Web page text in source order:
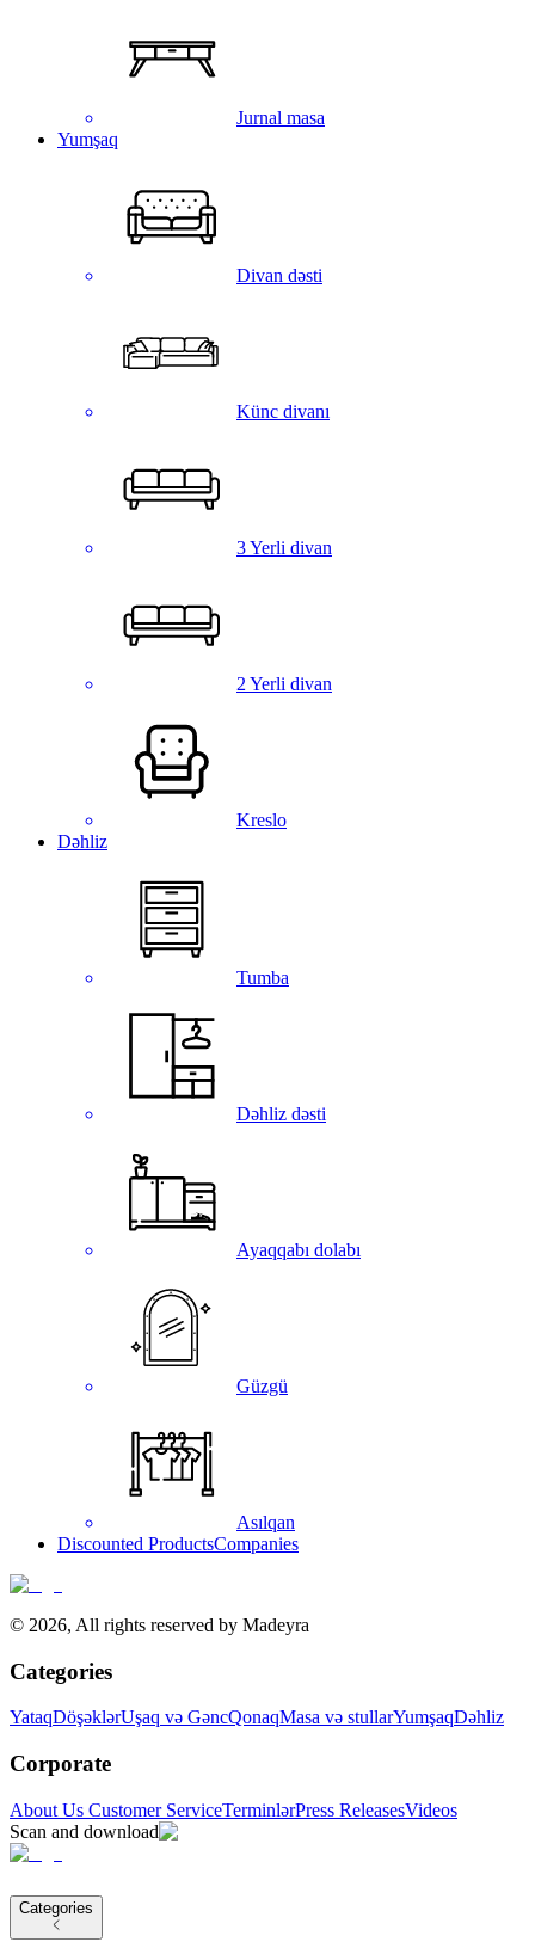
Jurnal masa
Yumşaq
Divan dəsti
Künc divanı
3 Yerli divan
2 Yerli divan
Kreslo
Dəhliz
Tumba
Dəhliz dəsti
Ayaqqabı dolabı
Güzgü
Asılqan
Discounted ProductsCompanies
© 2026, All rights reserved by Madeyra
Categories
YataqDöşəklərUşaq və GəncQonaqMasa və stullarYumşaqDəhliz
Corporate
About Us Customer ServiceTerminlərPress ReleasesVideos
Scan and download
Categories